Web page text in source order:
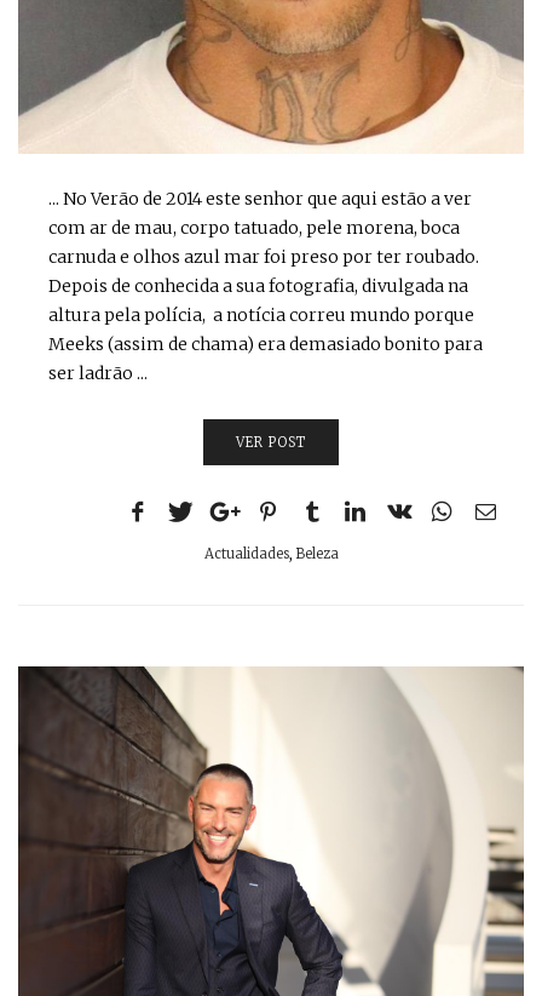
... No Verão de 2014 este senhor que aqui estão a ver
com ar de mau, corpo tatuado, pele morena, boca
carnuda e olhos azul mar foi preso por ter roubado.
Depois de conhecida a sua fotografia, divulgada na
altura pela polícia, a notícia correu mundo porque
Meeks (assim de chama) era demasiado bonito para
ser ladrão ...
VER POST
Actualidades, Beleza